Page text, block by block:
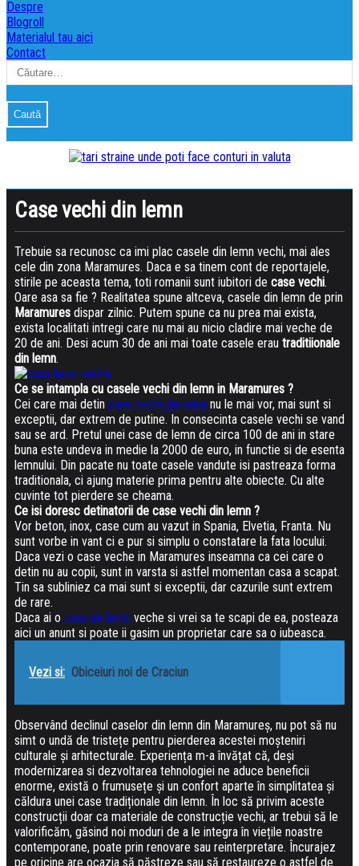
Skip
to
content
Despre
Blogroll
Materialul tau aici
Contact
Caută
după:
Case vechi din lemn
Trebuie sa recunosc ca imi plac casele din lemn vechi, mai ales
cele din zona Maramures. Daca e sa tinem cont de reportajele,
stirile pe aceasta tema, toti romanii sunt iubitori de case vechi.
Oare asa sa fie ? Realitatea spune altceva, casele din lemn de prin
Maramures dispar zilnic. Putem spune ca nu prea mai exista,
exista localitati intregi care nu mai au nicio cladire mai veche de
20 de ani. Desi acum 30 de ani mai toate casele erau traditiionale
din lemn.
Ce se intampla cu casele vechi din lemn in Maramures ?
Cei care mai detin case vechi din lemn nu le mai vor, mai sunt si
exceptii, dar extrem de putine. In consecinta casele vechi se vand
sau se ard. Pretul unei case de lemn de circa 100 de ani in stare
buna este undeva in medie la 2000 de euro, in functie si de esenta
lemnului. Din pacate nu toate casele vandute isi pastreaza forma
traditionala, ci ajung materie prima pentru alte obiecte. Cu alte
cuvinte tot pierdere se cheama.
Ce isi doresc detinatorii de case vechi din lemn ?
Vor beton, inox, case cum au vazut in Spania, Elvetia, Franta. Nu
sunt vorbe in vant ci e pur si simplu o constatare la fata locului.
Daca vezi o case veche in Maramures inseamna ca cei care o
detin nu au copii, sunt in varsta si astfel momentan casa a scapat.
Tin sa subliniez ca mai sunt si exceptii, dar cazurile sunt extrem
de rare.
Daca ai o casa de lemn veche si vrei sa te scapi de ea, posteaza
aici un anunt si poate ii gasim un proprietar care sa o iubeasca.
Vezi si: Obiceiuri noi de Craciun
Observând declinul caselor din lemn din Maramureș, nu pot să nu
simt o undă de tristețe pentru pierderea acestei moșteniri
culturale și arhitecturale. Experiența m-a învățat că, deși
modernizarea si dezvoltarea tehnologiei ne aduce beneficii
enorme, există o frumusețe și un confort aparte în simplitatea și
căldura unei case tradiționale din lemn. În loc să privim aceste
construcții doar ca materiale de construcție vechi, ar trebui să le
valorificăm, găsind noi moduri de a le integra în viețile noastre
contemporane, poate prin renovare sau reinterpretare. Încurajez
pe oricine are ocazia să păstreze sau să restaureze o astfel de